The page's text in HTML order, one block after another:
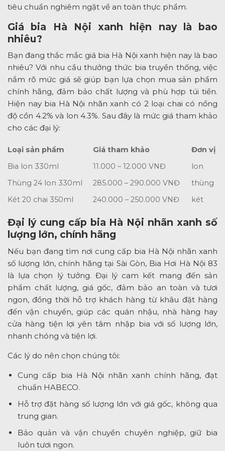
tiêu chuẩn nghiêm ngặt về an toàn thực phẩm.
Giá bia Hà Nội xanh hiện nay là bao
nhiêu?
Bạn đang thắc mắc giá bia Hà Nội xanh hiện nay là bao
nhiêu? Với nhu cầu thưởng thức bia truyền thống, việc
nắm rõ mức giá sẽ giúp bạn lựa chọn mua sản phẩm
chính hãng, đảm bảo chất lượng và phù hợp túi tiền.
Hiện nay bia Hà Nội nhãn xanh có 2 loại chai có nồng
độ cồn 4.2% và lon 4.3%. Sau đây là mức giá tham khảo
cho các đại lý:
Loại sản phẩm Giá tham khảo
Đơn vị
Bia lon 330ml
11.000 – 12.000 VNĐ
lon
Thùng 24 lon 330ml
285.000 – 290.000 VNĐ
thùng
Két 20 chai 350ml
240.000 – 250.000 VNĐ két
Đại lý cung cấp bia Hà Nội nhãn xanh số
lượng lớn, chính hãng
Nếu bạn đang tìm nơi cung cấp bia Hà Nội nhãn xanh
số lượng lớn, chính hãng tại Sài Gòn, Bia Hơi Hà Nội 83
là lựa chọn lý tưởng. Đại lý cam kết mang đến sản
phẩm chất lượng, giá gốc, đảm bảo an toàn và tươi
ngon, đồng thời hỗ trợ khách hàng từ khâu đặt hàng
đến vận chuyển, giúp các quán nhậu, nhà hàng hay
cửa hàng tiện lợi yên tâm nhập bia với số lượng lớn,
nhanh chóng và tiện lợi.
Các lý do nên chọn chúng tôi:
Cung cấp bia Hà Nội nhãn xanh chính hãng, đạt
chuẩn HABECO.
Hỗ trợ đặt hàng số lượng lớn với giá gốc, không qua
trung gian.
Bảo quản và vận chuyển chuyên nghiệp, giữ bia
luôn tươi ngon.